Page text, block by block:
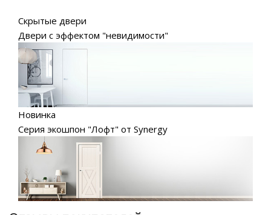
Скрытые двери
Двери с эффектом "невидимости"
Новинка
Серия экошпон "Лофт" от Synergy